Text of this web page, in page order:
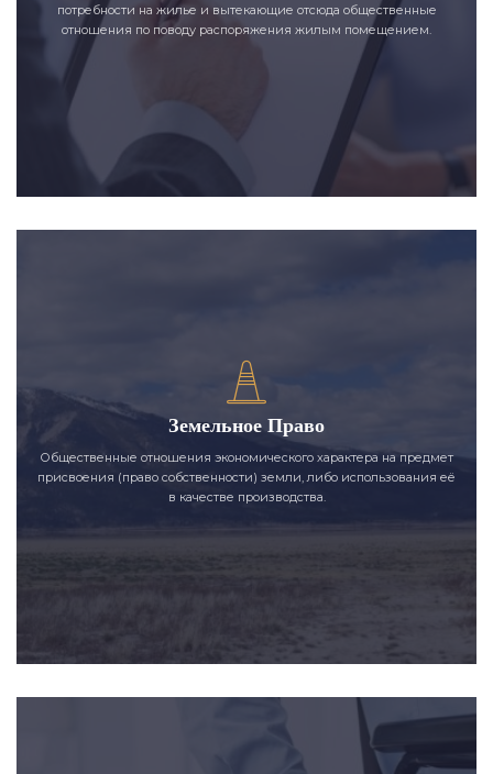
потребности на жилье и вытекающие отсюда общественные
отношения по поводу распоряжения жилым помещением.
Земельное Право
Общественные отношения экономического характера на предмет
присвоения (право собственности) земли, либо использования её
в качестве производства.